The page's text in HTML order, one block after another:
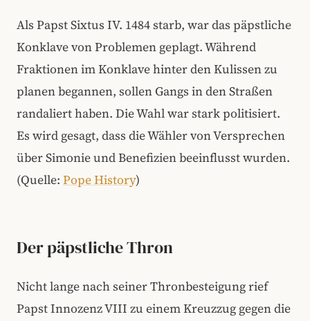
Als Papst Sixtus IV. 1484 starb, war das päpstliche
Konklave von Problemen geplagt. Während
Fraktionen im Konklave hinter den Kulissen zu
planen begannen, sollen Gangs in den Straßen
randaliert haben. Die Wahl war stark politisiert.
Es wird gesagt, dass die Wähler von Versprechen
über Simonie und Benefizien beeinflusst wurden.
(Quelle: Pope History)
Der päpstliche Thron
Nicht lange nach seiner Thronbesteigung rief
Papst Innozenz VIII zu einem Kreuzzug gegen die